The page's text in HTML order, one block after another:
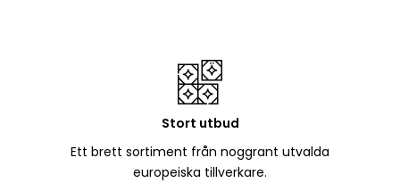
Stort utbud
Ett brett sortiment från noggrant utvalda
europeiska tillverkare.